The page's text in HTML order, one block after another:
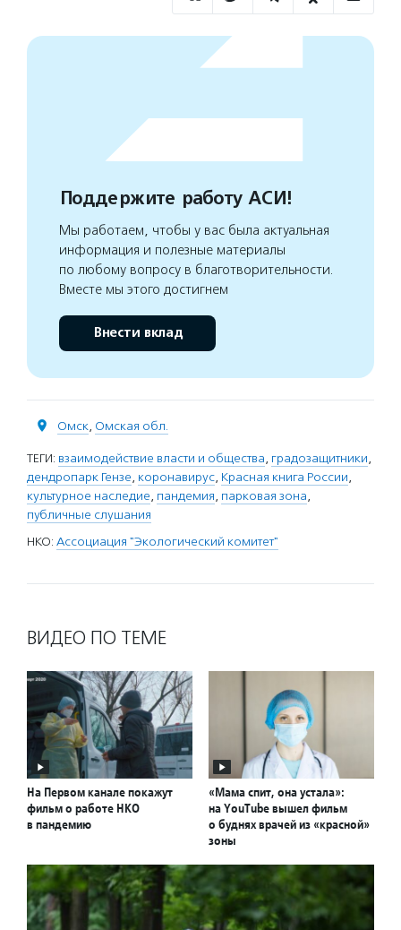
Поддержите работу АСИ!
Мы работаем, чтобы у вас была актуальная
информация и полезные материалы
по любому вопросу в благотворительности.
Вместе мы этого достигнем
Внести вклад
Омск, Омская обл.
ТЕГИ: взаимодействие власти и общества, градозащитники,
дендропарк Гензе, коронавирус, Красная книга России,
культурное наследие, пандемия, парковая зона,
публичные слушания
НКО: Ассоциация "Экологический комитет"
ВИДЕО ПО ТЕМЕ
На Первом канале покажут
фильм о работе НКО
в пандемию
«Мама спит, она устала»:
на YouTube вышел фильм
о буднях врачей из «красной»
зоны